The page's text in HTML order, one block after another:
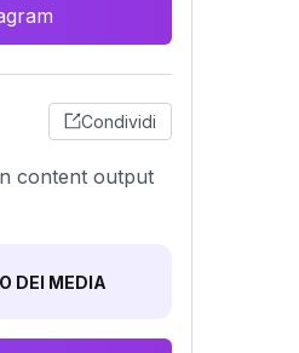
Condividi
content output
DEI MEDIA